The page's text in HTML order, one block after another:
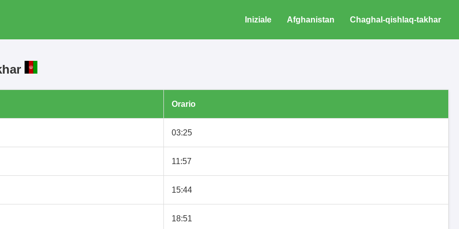
Iniziale Afghanistan Chaghal-qishlaq-takhar
Orario
03:25
11:57
15:44
18:51